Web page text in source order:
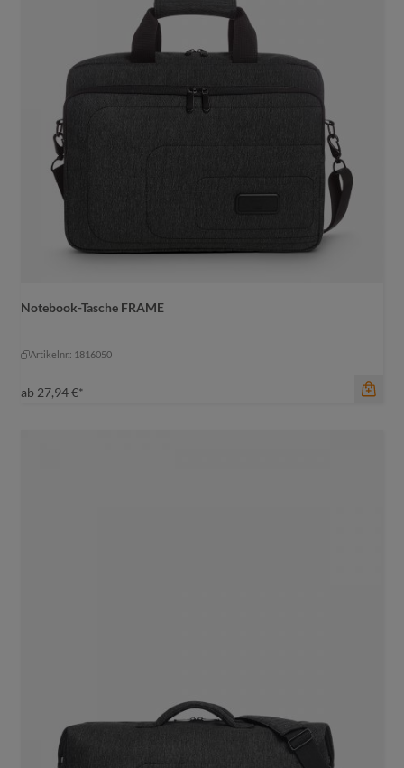
schwarz-grau meliert
schwarz-grau meliert
Notebook-Tasche FRAME
Artikelnr.: 1816050
ab 27,94 €*